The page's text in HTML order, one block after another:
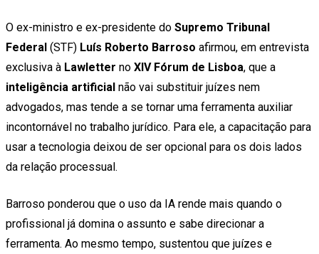
O ex-ministro e ex-presidente do Supremo Tribunal
Federal (STF) Luís Roberto Barroso afirmou, em entrevista
exclusiva à Lawletter no XIV Fórum de Lisboa, que a
inteligência artificial não vai substituir juízes nem
advogados, mas tende a se tornar uma ferramenta auxiliar
incontornável no trabalho jurídico. Para ele, a capacitação para
usar a tecnologia deixou de ser opcional para os dois lados
da relação processual.
Barroso ponderou que o uso da IA rende mais quando o
profissional já domina o assunto e sabe direcionar a
ferramenta. Ao mesmo tempo, sustentou que juízes e